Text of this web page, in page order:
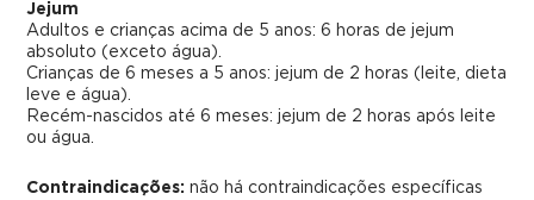
Jejum
Adultos e crianças acima de 5 anos:6 horas de jejum
absoluto (exceto água).
Crianças de 6 meses a 5 anos: jejum de 2 horas (leite, dieta
leve e água).
Recém-nascidos até 6 meses: jejum de 2 horas após leite
ou água.
Contraindicações: não há contraindicações específicas